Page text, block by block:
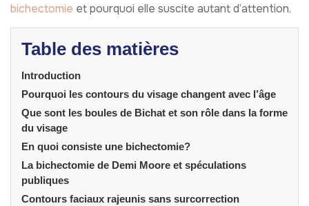
bichectomie et pourquoi elle suscite autant d’attention.
Table des matières
Introduction
Pourquoi les contours du visage changent avec l’âge
Que sont les boules de Bichat et son rôle dans la forme
du visage
En quoi consiste une bichectomie?
La bichectomie de Demi Moore et spéculations
publiques
Contours faciaux rajeunis sans surcorrection